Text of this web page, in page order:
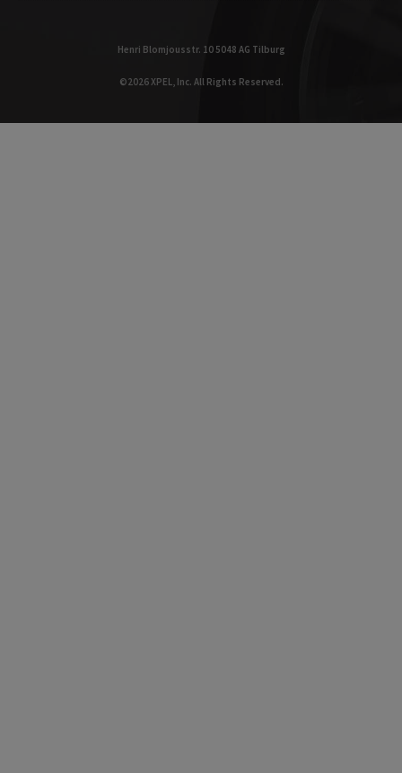
Henri Blomjousstr. 10 5048 AG Tilburg
©2026 XPEL, Inc. All Rights Reserved.